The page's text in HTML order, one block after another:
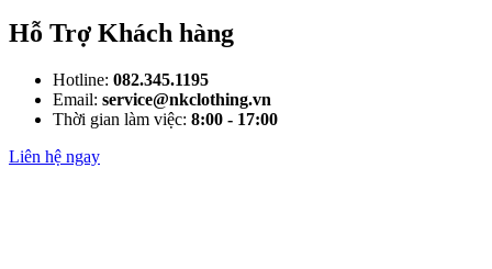
Hỗ Trợ Khách hàng
Hotline: 082.345.1195
Email: service@nkclothing.vn
Thời gian làm việc: 8:00 - 17:00
Liên hệ ngay